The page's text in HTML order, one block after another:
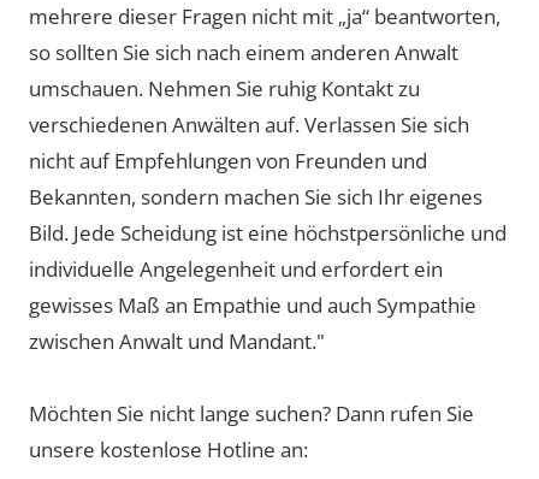
mehrere dieser Fragen nicht mit „ja“ beantworten,
so sollten Sie sich nach einem anderen Anwalt
umschauen. Nehmen Sie ruhig Kontakt zu
verschiedenen Anwälten auf. Verlassen Sie sich
nicht auf Empfehlungen von Freunden und
Bekannten, sondern machen Sie sich Ihr eigenes
Bild. Jede Scheidung ist eine höchstpersönliche und
individuelle Angelegenheit und erfordert ein
gewisses Maß an Empathie und auch Sympathie
zwischen Anwalt und Mandant."
Möchten Sie nicht lange suchen? Dann rufen Sie
unsere kostenlose Hotline an: